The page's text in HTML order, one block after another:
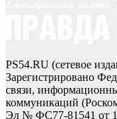
PS54.RU (сетевое
Зарегистрировано
связи,
коммуникаций
Эл № ФС77-81541 от